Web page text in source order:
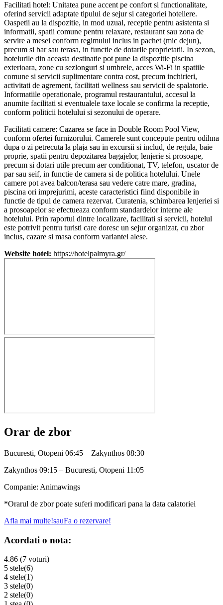
Facilitati hotel: Unitatea pune accent pe confort si functionalitate,
oferind servicii adaptate tipului de sejur si categoriei hoteliere.
Oaspetii au la dispozitie, in mod uzual, receptie pentru asistenta si
informatii, spatii comune pentru relaxare, restaurant sau zona de
servire a mesei conform regimului inclus in pachet (mic dejun),
precum si bar sau terasa, in functie de dotarile proprietatii. In sezon,
hotelurile din aceasta destinatie pot pune la dispozitie piscina
exterioara, zone cu sezlonguri si umbrele, acces Wi-Fi in spatiile
comune si servicii suplimentare contra cost, precum inchirieri,
activitati de agrement, facilitati wellness sau servicii de spalatorie.
Informatiile operationale, programul restaurantului, accesul la
anumite facilitati si eventualele taxe locale se confirma la receptie,
conform politicii hotelului si sezonului de operare.
Facilitati camere: Cazarea se face in Double Room Pool View,
conform ofertei furnizorului. Camerele sunt concepute pentru odihna
dupa o zi petrecuta la plaja sau in excursii si includ, de regula, baie
proprie, spatii pentru depozitarea bagajelor, lenjerie si prosoape,
precum si dotari utile precum aer conditionat, TV, telefon, uscator de
par sau seif, in functie de camera si de politica hotelului. Unele
camere pot avea balcon/terasa sau vedere catre mare, gradina,
piscina ori imprejurimi, aceste caracteristici fiind disponibile in
functie de tipul de camera rezervat. Curatenia, schimbarea lenjeriei si
a prosoapelor se efectueaza conform standardelor interne ale
hotelului. Prin raportul dintre localizare, facilitati si servicii, hotelul
este potrivit pentru turisti care doresc un sejur organizat, cu zbor
inclus, cazare si masa conform variantei alese.
Website hotel: https://hotelpalmyra.gr/
Orar de zbor
Bucuresti, Otopeni 06:45 – Zakynthos 08:30
Zakynthos 09:15 – Bucuresti, Otopeni 11:05
Companie: Animawings
*Orarul de zbor poate suferi modificari pana la data calatoriei
Afla mai multe!sauFa o rezervare!
Acordati o nota:
4.86 (7 voturi)
5 stele(6)
4 stele(1)
3 stele(0)
2 stele(0)